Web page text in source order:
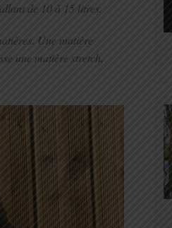
de 10 à 15 litres.
Une matière
une matière stretch,